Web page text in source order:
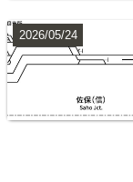
2026/05/24